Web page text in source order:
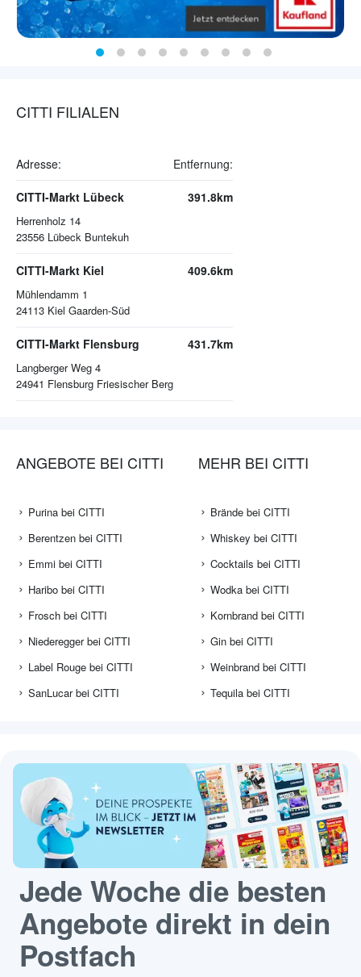
CITTI FILIALEN
Adresse: Entfernung:
CITTI-Markt Lübeck
Herrenholz 14
23556 Lübeck Buntekuh
391.8km
CITTI-Markt Kiel
Mühlendamm 1
24113 Kiel Gaarden-Süd
409.6km
CITTI-Markt Flensburg
Langberger Weg 4
24941 Flensburg Friesischer Berg
431.7km
ANGEBOTE BEI CITTI
Purina bei CITTI
Berentzen bei CITTI
Emmi bei CITTI
Haribo bei CITTI
Frosch bei CITTI
Niederegger bei CITTI
Label Rouge bei CITTI
SanLucar bei CITTI
MEHR BEI CITTI
Brände bei CITTI
Whiskey bei CITTI
Cocktails bei CITTI
Wodka bei CITTI
Kornbrand bei CITTI
Gin bei CITTI
Weinbrand bei CITTI
Tequila bei CITTI
Jede Woche die besten
Angebote direkt in dein
Postfach